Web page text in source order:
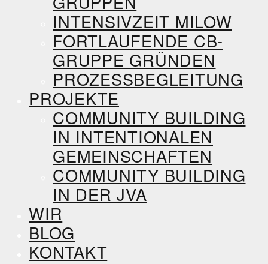
INTENSIVZEIT MILOW
FORTLAUFENDE CB-
GRUPPE GRÜNDEN
PROZESSBEGLEITUNG
PROJEKTE
COMMUNITY BUILDING
IN INTENTIONALEN
GEMEINSCHAFTEN
COMMUNITY BUILDING
IN DER JVA
WIR
BLOG
KONTAKT